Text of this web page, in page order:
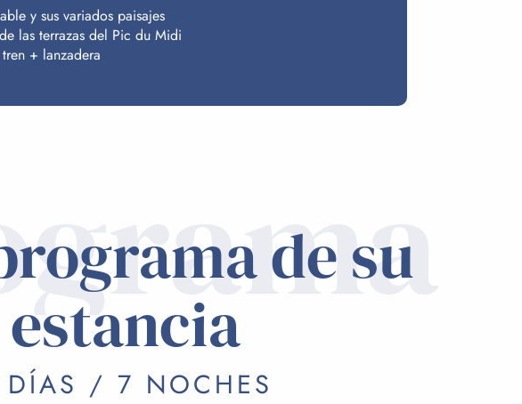
y sus variados paisajes
las terrazas del Pic du Midi
+ lanzadera
de su
estancia
/ 7 NOCHES